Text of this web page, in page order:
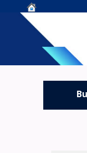
Centro de
OLADE -